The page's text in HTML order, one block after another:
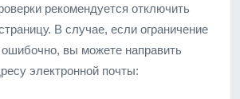
рекомендуется отключить
В случае, если ограничение
вы можете направить
электронной почты: